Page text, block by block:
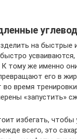
на быстрые
К тому же именно
его в
время
«запустить»
избегать, чтобы
всего, это